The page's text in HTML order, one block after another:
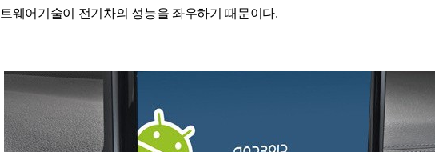
트웨어기술이 전기차의 성능을 좌우하기 때문이다.